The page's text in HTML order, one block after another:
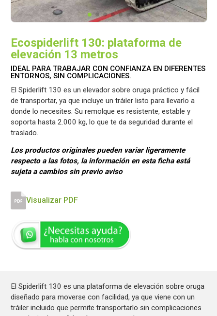
Ecospiderlift 130: plataforma de
elevación 13 metros
IDEAL PARA TRABAJAR CON CONFIANZA EN DIFERENTES
ENTORNOS, SIN COMPLICACIONES.
El Spiderlift 130 es un elevador sobre oruga práctico y fácil
de transportar, ya que incluye un tráiler listo para llevarlo a
donde lo necesites. Su remolque es resistente, estable y
soporta hasta 2.000 kg, lo que te da seguridad durante el
traslado.
Los productos originales pueden variar ligeramente
respecto a las fotos, la información en esta ficha está
sujeta a cambios sin previo aviso
Visualizar PDF
El Spiderlift 130 es una plataforma de elevación sobre oruga
diseñado para moverse con facilidad, ya que viene con un
tráiler incluido que permite transportarlo sin complicaciones